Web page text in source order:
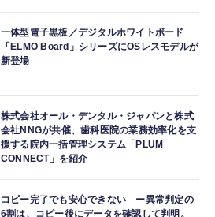
一体型電子黒板／デジタルホワイトボード
「ELMO Board」シリーズにOSレスモデルが
新登場
株式会社オール・デンタル・ジャパンと株式
会社NNGが共催、歯科医院の業務効率化を支
援する院内一括管理システム「PLUM
CONNECT」を紹介
コピー完了でも安心できない ー異常判定の
6割は、コピー後にデータを確認して判明。